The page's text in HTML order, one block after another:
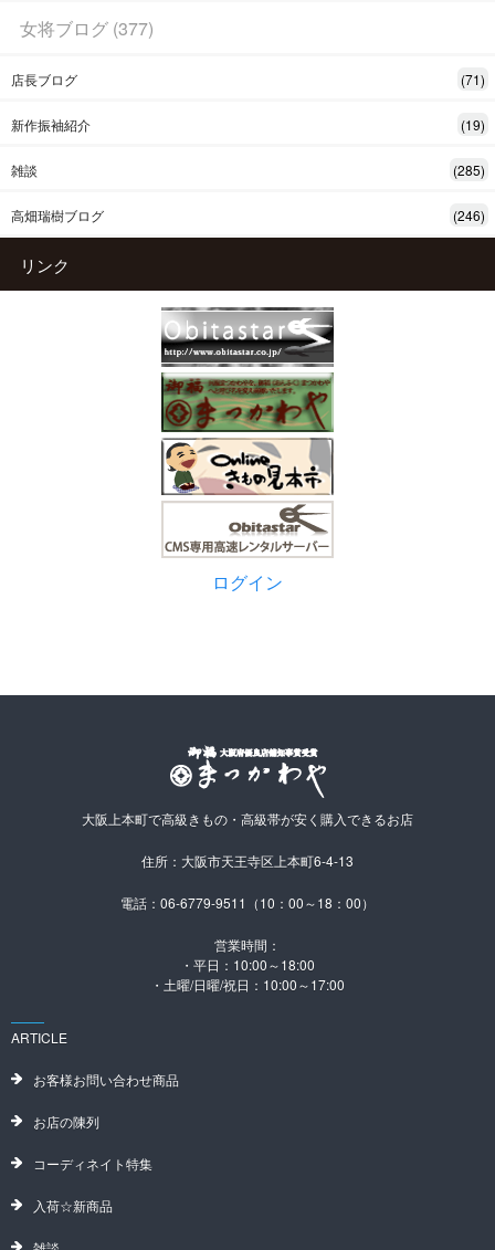
女将ブログ (377)
店長ブログ (71)
新作振袖紹介 (19)
雑談 (285)
高畑瑞樹ブログ (246)
リンク
ログイン
大阪上本町で高級きもの・高級帯が安く購入できるお店
住所：大阪市天王寺区上本町6-4-13
電話：06-6779-9511（10：00～18：00）
営業時間：
・平日：10:00～18:00
・土曜/日曜/祝日：10:00～17:00
ARTICLE
お客様お問い合わせ商品
お店の陳列
コーディネイト特集
入荷☆新商品